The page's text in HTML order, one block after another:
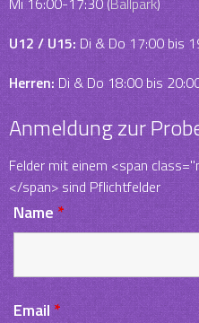
U12 / U15:Di & Do 17:00 bis
Herren:Di & Do 18:00 bis
Anmeldung zur
Felder mit einem <span
</span> sind Pflichtfelder
Name*
Email*